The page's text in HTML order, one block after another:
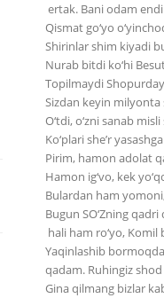
ertak. Bani odam
Qismat go‘yo
Shirinlar shim kiyadi
Nurab bitdi ko‘hi
Topilmaydi
Sizdan keyin milyonta
O‘tdi, o‘zni sanab
Ko‘plari she’r
Pirim, hamon adolat
Hamon ig‘vo, kek
Bulardan ham
Bugun SO‘Zning
hali ham ro‘yo, Komil
Yaqinlashib
qadam. Ruhingiz
Gina qilmang bizlar